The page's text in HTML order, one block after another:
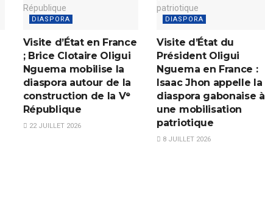
DIASPORA
Visite d’État en France
; Brice Clotaire Oligui
Nguema mobilise la
diaspora autour de la
construction de la Vᵉ
République
22 JUILLET 2026
DIASPORA
Visite d’État du
Président Oligui
Nguema en France :
Isaac Jhon appelle la
diaspora gabonaise à
une mobilisation
patriotique
8 JUILLET 2026